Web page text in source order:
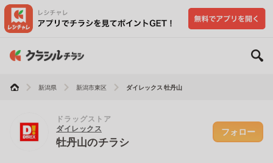
新潟県 新潟市東区 ダイレックス 牡丹山
ドラッグストア
ダイレックス
牡丹山のチラシ
フォロー